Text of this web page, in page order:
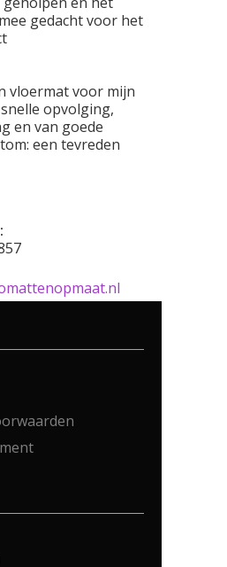
gedacht voor het
vloermat voor mijn
opvolging,
en van goede
een tevreden